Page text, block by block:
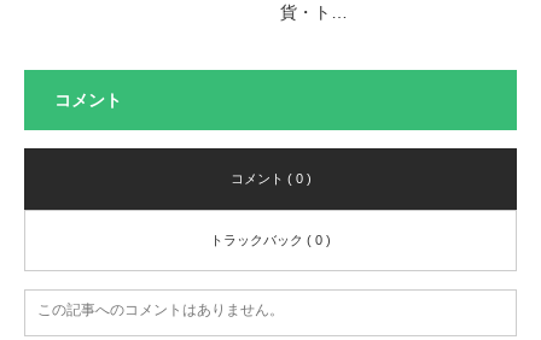
貨・ト…
コメント
コメント ( 0 )
トラックバック ( 0 )
この記事へのコメントはありません。